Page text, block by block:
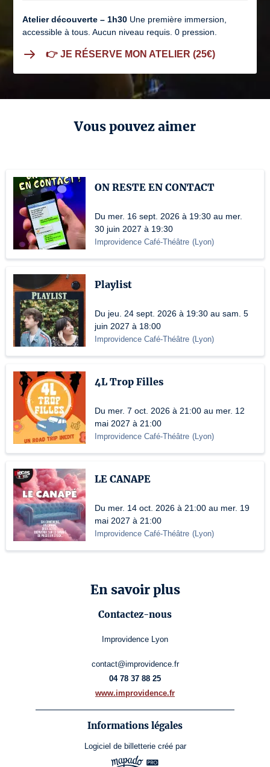
Vous pouvez aimer
ON RESTE EN CONTACT
Du mer. 16 sept. 2026 à 19:30 au mer.
30 juin 2027 à 19:30
Improvidence Café-Théâtre (Lyon)
Playlist
Du jeu. 24 sept. 2026 à 19:30 au sam. 5
juin 2027 à 18:00
Improvidence Café-Théâtre (Lyon)
4L Trop Filles
Du mer. 7 oct. 2026 à 21:00 au mer. 12
mai 2027 à 21:00
Improvidence Café-Théâtre (Lyon)
LE CANAPE
Du mer. 14 oct. 2026 à 21:00 au mer. 19
mai 2027 à 21:00
Improvidence Café-Théâtre (Lyon)
Atelier découverte – 1h30 Une première immersion,
accessible à tous. Aucun niveau requis. 0 pression.
👉 JE RÉSERVE MON ATELIER (25€)
En savoir plus
Contactez-nous
Improvidence Lyon
contact@improvidence.fr
04 78 37 88 25
www.improvidence.fr
Informations légales
Logiciel de billetterie créé par